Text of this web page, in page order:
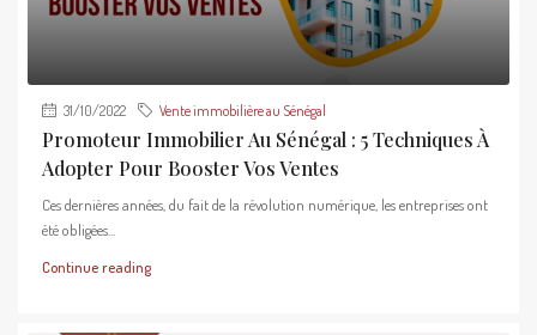
31/10/2022 Vente immobilière au Sénégal
Promoteur Immobilier Au Sénégal : 5 Techniques À
Adopter Pour Booster Vos Ventes
Ces dernières années, du fait de la révolution numérique, les entreprises ont
été obligées...
Continue reading